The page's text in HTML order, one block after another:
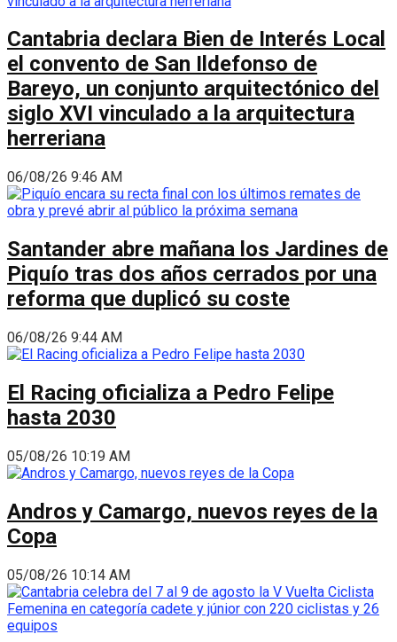
Cantabria declara Bien de Interés Local
el convento de San Ildefonso de
Bareyo, un conjunto arquitectónico del
siglo XVI vinculado a la arquitectura
herreriana
06/08/26 9:46 AM
Santander abre mañana los Jardines de
Piquío tras dos años cerrados por una
reforma que duplicó su coste
06/08/26 9:44 AM
El Racing oficializa a Pedro Felipe
hasta 2030
05/08/26 10:19 AM
Andros y Camargo, nuevos reyes de la
Copa
05/08/26 10:14 AM